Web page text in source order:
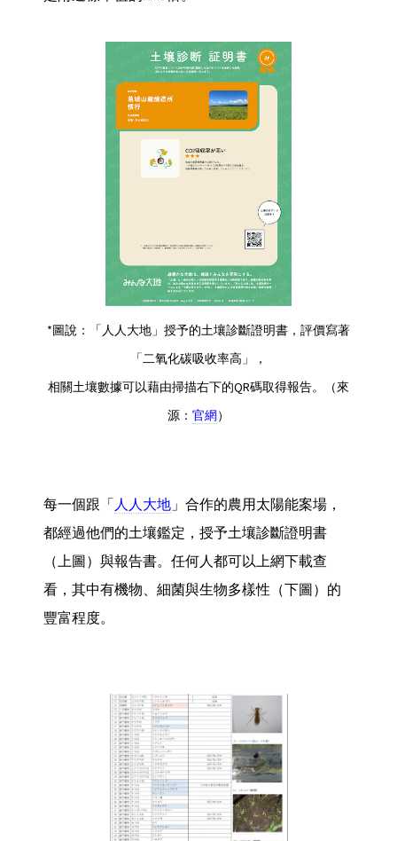
*圖說：「人人大地」授予的土壤診斷證明書，評價寫著
「二氧化碳吸收率高」，
相關土壤數據可以藉由掃描右下的QR碼取得報告。（來
源： 官網）
每一個跟「人人大地」合作的農用太陽能案場，
都經過他們的土壤鑑定，授予土壤診斷證明書
（上圖）與報告書。任何人都可以上網下載查
看，其中有機物、細菌與生物多樣性（下圖）的
豐富程度。